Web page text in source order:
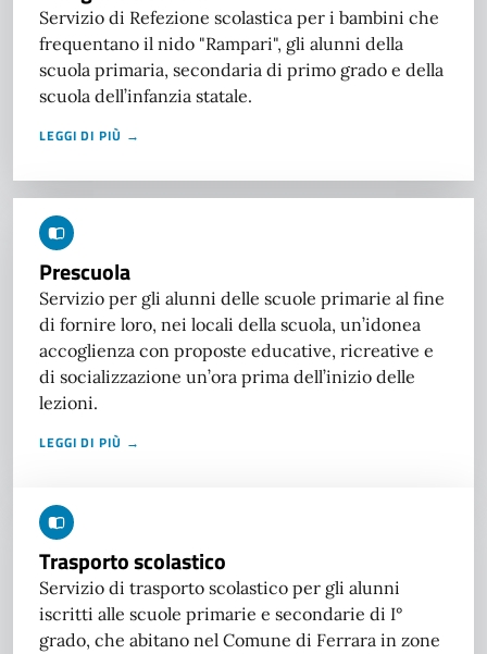
Servizio di Refezione scolastica per i bambini che
frequentano il nido "Rampari", gli alunni della
scuola primaria, secondaria di primo grado e della
scuola dell’infanzia statale.
LEGGI DI PIÙ →
Prescuola
Servizio per gli alunni delle scuole primarie al fine
di fornire loro, nei locali della scuola, un’idonea
accoglienza con proposte educative, ricreative e
di socializzazione un’ora prima dell’inizio delle
lezioni.
LEGGI DI PIÙ →
Trasporto scolastico
Servizio di trasporto scolastico per gli alunni
iscritti alle scuole primarie e secondarie di I°
grado, che abitano nel Comune di Ferrara in zone